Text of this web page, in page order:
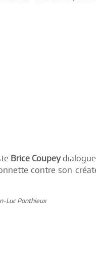
Brice Coupeydialogue
contre son
Luc Ponthieux